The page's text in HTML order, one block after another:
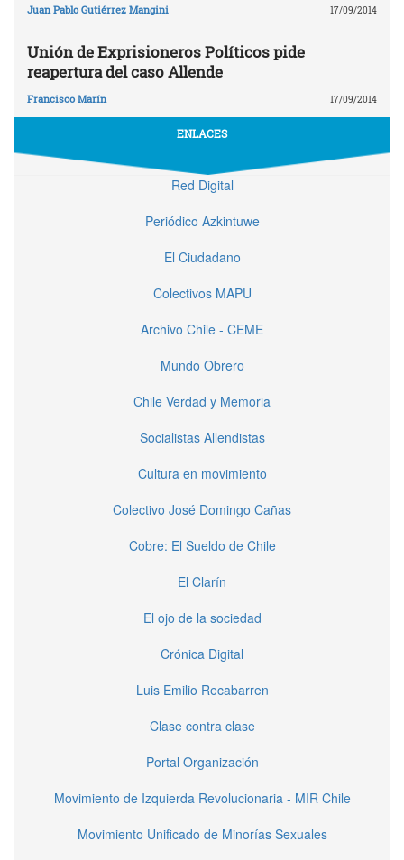
Juan Pablo Gutiérrez Mangini 17/09/2014
Unión de Exprisioneros Políticos pide
reapertura del caso Allende
Francisco Marín 17/09/2014
ENLACES
Red Digital
Periódico Azkintuwe
El Ciudadano
Colectivos MAPU
Archivo Chile - CEME
Mundo Obrero
Chile Verdad y Memoria
Socialistas Allendistas
Cultura en movimiento
Colectivo José Domingo Cañas
Cobre: El Sueldo de Chile
El Clarín
El ojo de la sociedad
Crónica Digital
Luis Emilio Recabarren
Clase contra clase
Portal Organización
Movimiento de Izquierda Revolucionaria - MIR Chile
Movimiento Unificado de Minorías Sexuales